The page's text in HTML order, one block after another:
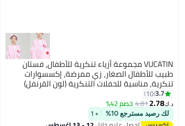
VUCATIN مجموعة أزياء تنكرية للأطفال، فستان
طبيب للأطفال الصغار، زي ممرضة، إكسسوارات
تنكرية، مناسبة للحفلات التنكرية (لون القرنفل)
3.7
10
د.ك‏2.78
4.81خصم 42%
لك رصيد مسترجع 10% + 1